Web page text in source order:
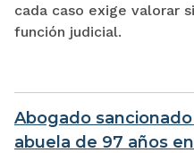
cada caso exige valorar
función judicial.
Abogado
abuela de 97 años